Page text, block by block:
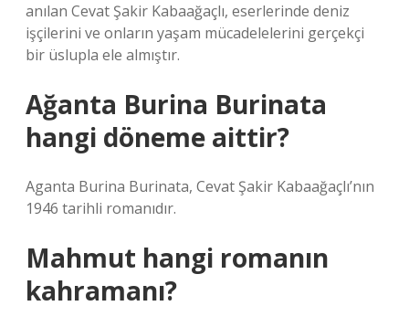
anılan Cevat Şakir Kabaağaçlı, eserlerinde deniz
işçilerini ve onların yaşam mücadelelerini gerçekçi
bir üslupla ele almıştır.
Ağanta Burina Burinata
hangi döneme aittir?
Aganta Burina Burinata, Cevat Şakir Kabaağaçlı’nın
1946 tarihli romanıdır.
Mahmut hangi romanın
kahramanı?